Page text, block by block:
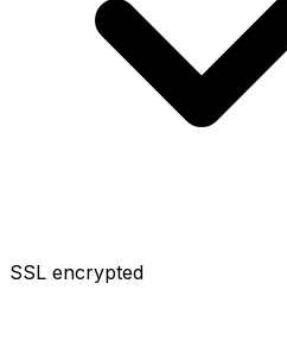
SSL encrypted